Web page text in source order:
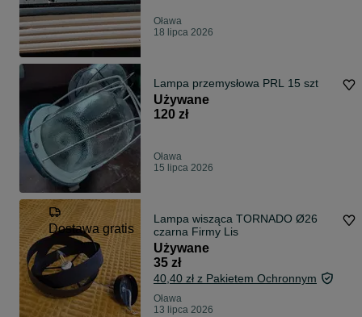
Oława
18 lipca 2026
Lampa przemysłowa PRL 15 szt
Używane
120 zł
Oława
15 lipca 2026
Dostawa gratis
Lampa wisząca TORNADO Ø26
czarna Firmy Lis
Używane
35 zł
40,40 zł z Pakietem Ochronnym
Oława
13 lipca 2026